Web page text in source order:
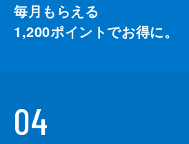
毎月もらえる
1,200ポイントでお得に。
04